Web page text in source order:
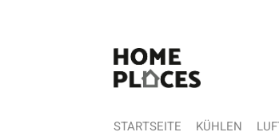
STARTSEITE KÜHLEN